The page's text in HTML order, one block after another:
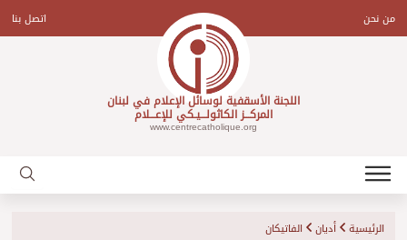
contentمن نحن اتصل بنا
اللجنة الأسقفية لوسائل الإعلام في لبنان
المركـــز الكاثولـــيـكي للإعـــلام
www.centrecatholique.org
الرئيسية أديان الفاتيكان